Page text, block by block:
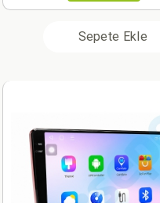
Sepete Ekle